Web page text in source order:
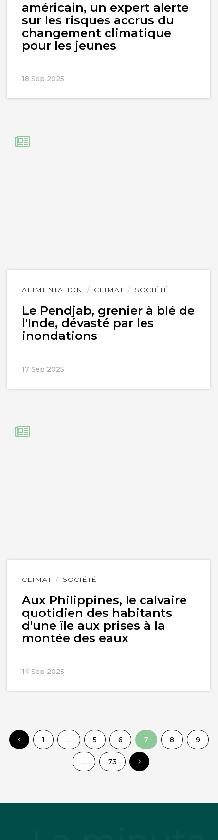
américain, un expert alerte
sur les risques accrus du
changement climatique
pour les jeunes
18 Sep 2025
ALIMENTATION CLIMAT SOCIÉTÉ
Le Pendjab, grenier à blé de
l'Inde, dévasté par les
inondations
17 Sep 2025
Lire
CLIMAT SOCIÉTÉ
Aux Philippines, le calvaire
quotidien des habitants
d'une île aux prises à la
montée des eaux
14 Sep 2025
Lire
1 … 5 6 7 8 9
… 73